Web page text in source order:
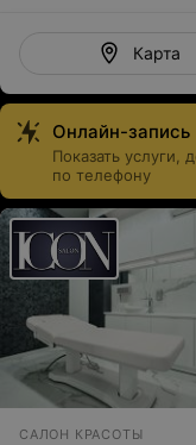
Карта
Онлайн-запись
Показать услуги,
по телефону
САЛОН КРАСОТЫ